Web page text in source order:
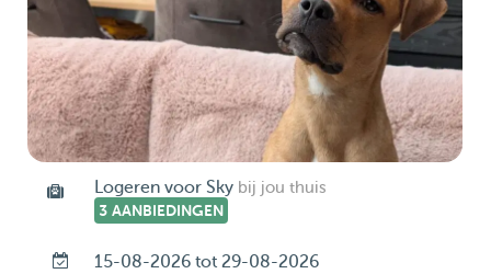
Logeren voor Sky bij jou thuis
3 AANBIEDINGEN
15-08-2026 tot 29-08-2026